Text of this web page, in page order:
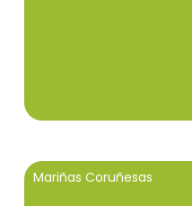
Mariñas Coruñesas